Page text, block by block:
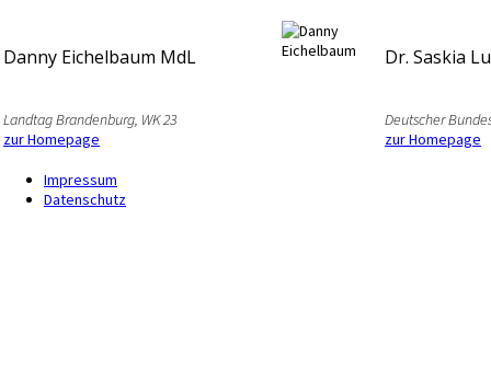
Danny Eichelbaum MdL
Landtag Brandenburg, WK 23
zur Homepage
Dr. Saskia
Deutscher
zur Homepage
Impressum
Datenschutz